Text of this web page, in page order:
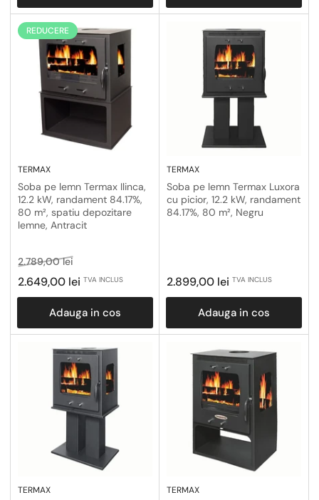
REDUCERE
TERMAX
Soba pe lemn Termax Ilinca,
12.2 kW, randament 84.17%,
80 m², spatiu depozitare
lemne, Antracit
Pret
obisnuit
2.789,00 leiPret
la
reducere
2.649,00 lei TVA INCLUS
Adauga in cos
TERMAX
Soba pe lemn Termax Luxora
cu picior, 12.2 kW, randament
84.17%, 80 m², Negru
Pret
obisnuit
2.899,00 lei TVA INCLUS
Adauga in cos
TERMAX TERMAX